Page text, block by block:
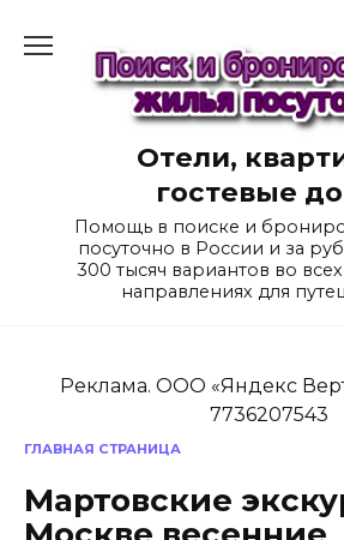
содержанию
Отели,
гостевые
Помощь в поиске и
посуточно в России и за
300 тысяч вариантов во
направлениях для
Реклама. ООО «Яндекс
7736207543
ГЛАВНАЯ СТРАНИЦА
Мартовские